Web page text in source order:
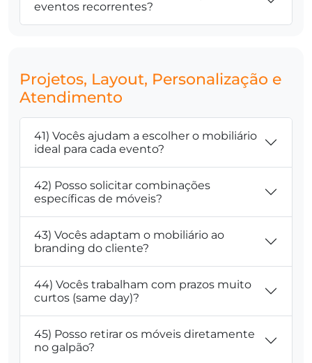
eventos recorrentes?
Projetos, Layout, Personalização e
Atendimento
41) Vocês ajudam a escolher o mobiliário
ideal para cada evento?
42) Posso solicitar combinações
específicas de móveis?
43) Vocês adaptam o mobiliário ao
branding do cliente?
44) Vocês trabalham com prazos muito
curtos (same day)?
45) Posso retirar os móveis diretamente
no galpão?